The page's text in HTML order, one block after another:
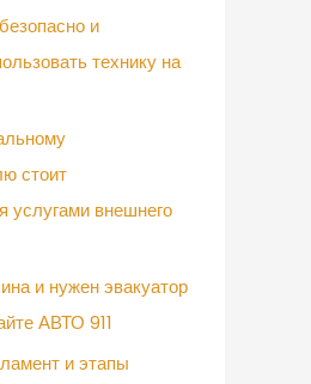
и
технику на
стоит
услугами внешнего
и нужен эвакуатор
АВТО 911
и этапы